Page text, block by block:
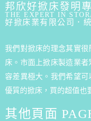
邦欣好掀床發明
THE EXPERT IN
好掀床業有限公司．
我們對掀床的理念其實
床。市面上掀床製造業
容差異極大。我們希望
優質的掀床，買的超值也
其他頁面